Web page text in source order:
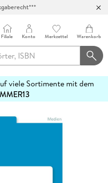
Filiale Konto Merkzettel Warenkorb
viele Sortimente mit dem